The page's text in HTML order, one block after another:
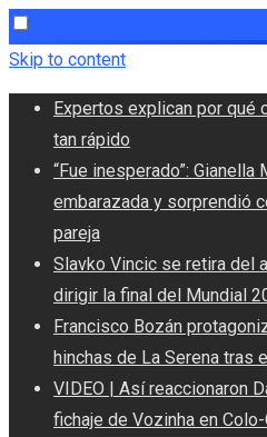
Skip to content
Expertos explican por qué
tan rápido
“Fue inesperado”:
embarazada y sorprendió
pareja
Slavko Vincic se retira del
dirigir la final del Mundial
Francisco Bozán
hinchas de La Serena tras
VIDEO | Así reaccionaron
fichaje de Vozinha en